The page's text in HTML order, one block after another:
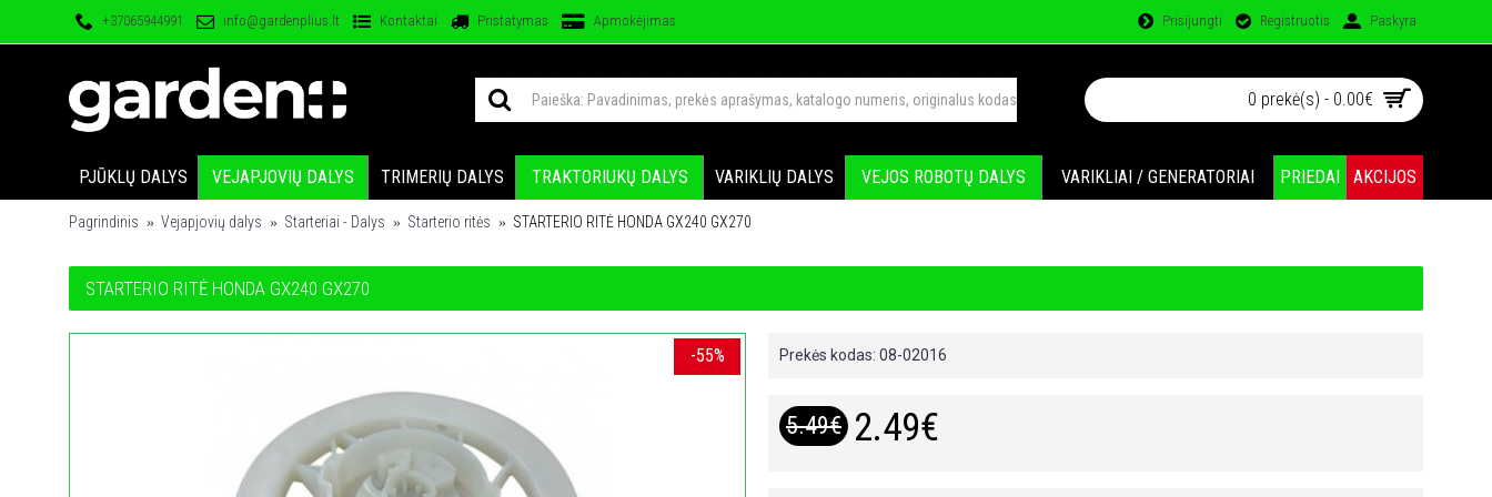
+37065944991 info@gardenplius.lt Kontaktai Pristatymas Apmokėjimas Prisijungti Registruotis Paskyra
0 prekė(s) - 0.00€
PJŪKLŲ DALYS VEJAPJOVIŲ DALYS TRIMERIŲ DALYS TRAKTORIUKŲ DALYS VARIKLIŲ DALYS VEJOS ROBOTŲ DALYS VARIKLIAI / GENERATORIAI PRIEDAI AKCIJOS
Pagrindinis Vejapjovių dalys Starteriai - Dalys Starterio ritės STARTERIO RITĖ HONDA GX240 GX270
STARTERIO RITĖ HONDA GX240 GX270
-55% Prekės kodas: 08-02016
5.49€ 2.49€